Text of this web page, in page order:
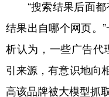
“搜索结果后面都
结果出自哪个网页。
析认为，一些广告代
引来源，有意识地向
高该品牌被大模型抓